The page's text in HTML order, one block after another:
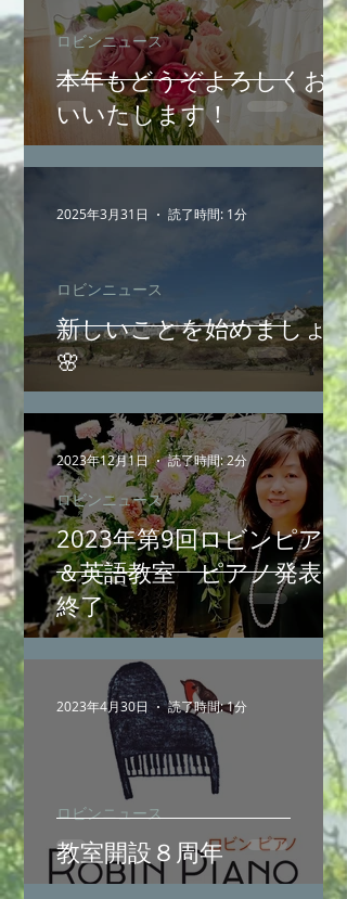
本年もどうぞよろしくお願
いいたします！
ロビンニュース
新しいことを始めましょう
🌸
ロビンニュース
2025年3月31日 読了時間: 1分
2023年第9回ロビンピアノ
＆英語教室 ピアノ発表会
終了
ロビンニュース
2023年12月1日 読了時間: 2分
教室開設８周年
ロビンニュース
2023年4月30日 読了時間: 1分